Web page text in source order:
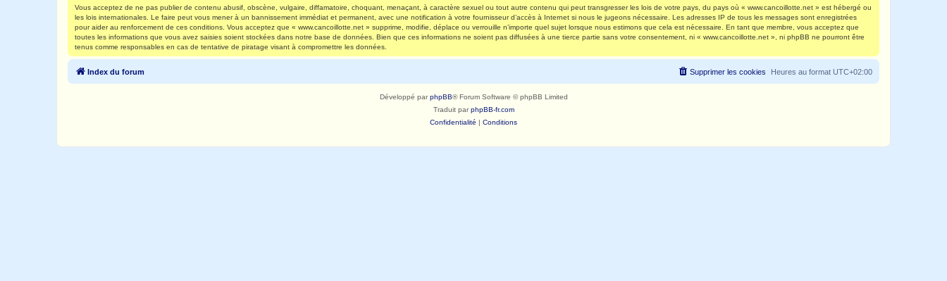
Vous acceptez de ne pas publier de contenu abusif, obscène, vulgaire, diffamatoire, choquant, menaçant, à caractère sexuel ou tout autre contenu qui peut transgresser les lois de votre pays, du pays où « www.cancoillotte.net » est hébergé ou
les lois internationales. Le faire peut vous mener à un bannissement immédiat et permanent, avec une notification à votre fournisseur d’accès à Internet si nous le jugeons nécessaire. Les adresses IP de tous les messages sont enregistrées
pour aider au renforcement de ces conditions. Vous acceptez que « www.cancoillotte.net » supprime, modifie, déplace ou verrouille n’importe quel sujet lorsque nous estimons que cela est nécessaire. En tant que membre, vous acceptez que
toutes les informations que vous avez saisies soient stockées dans notre base de données. Bien que ces informations ne soient pas diffusées à une tierce partie sans votre consentement, ni « www.cancoillotte.net », ni phpBB ne pourront être
tenus comme responsables en cas de tentative de piratage visant à compromettre les données.
Index du forum Heures au format UTC+02:00
Supprimer les cookies
Développé parphpBB® Forum Software © phpBB Limited
Traduit parphpBB-fr.com
Confidentialité | Conditions